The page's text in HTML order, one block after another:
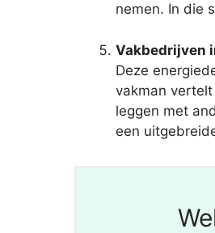
nemen. In die
Vakbedrijven
Deze
vakman
leggen met
een